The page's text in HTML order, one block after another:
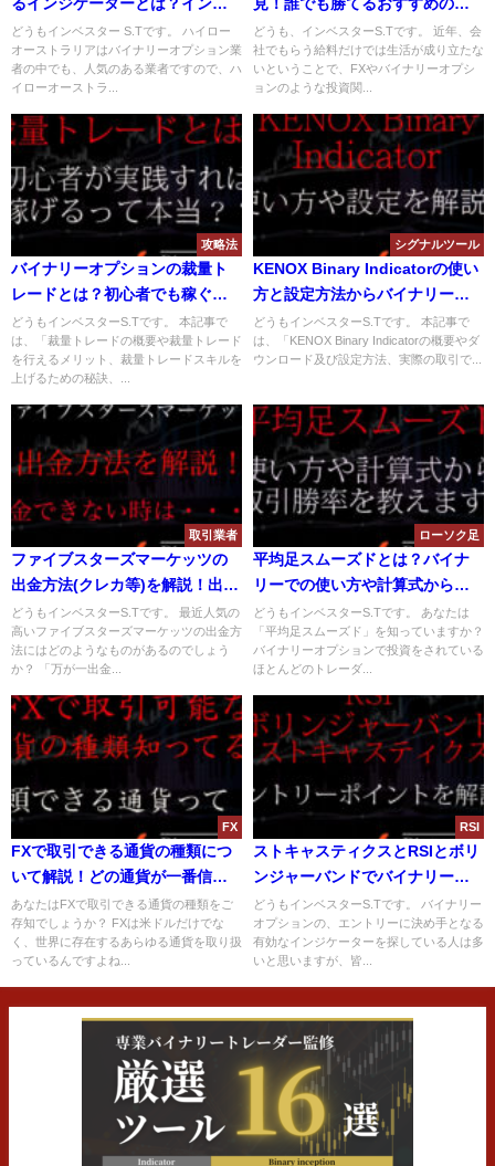
るインジケーターとは？インジ
ケーターを駆使して勝つことは
できるのか？
どうもインベスター S.Tです。 ハイロー
オーストラリアはバイナリーオプション業
者の中でも、人気のある業者ですので、ハ
イローオーストラ...
見！誰でも勝てるおすすめのバ
イナリーオプション業者を紹介
【2018年版】
どうも、インベスターS.Tです。 近年、会
社でもらう給料だけでは生活が成り立たな
いということで、FXやバイナリーオプシ
ョンのような投資関...
攻略法
バイナリーオプションの裁量ト
レードとは？初心者でも稼ぐこ
とができるトレード手法を解
説！
どうもインベスターS.Tです。 本記事で
は、「裁量トレードの概要や裁量トレード
を行えるメリット、裁量トレードスキルを
上げるための秘訣、...
シグナルツール
KENOX Binary Indicatorの使い
方と設定方法からバイナリー攻
略手法を解説！
どうもインベスターS.Tです。 本記事で
は、「KENOX Binary Indicatorの概要やダ
ウンロード及び設定方法、実際の取引で...
取引業者
ファイブスターズマーケッツの
出金方法(クレカ等)を解説！出金
できない時の原因と対処法と
は？
どうもインベスターS.Tです。 最近人気の
高いファイブスターズマーケッツの出金方
法にはどのようなものがあるのでしょう
か？ 「万が一出金...
ローソク足
平均足スムーズドとは？バイナ
リーでの使い方や計算式から取
引勝率について解説！
どうもインベスターS.Tです。 あなたは
「平均足スムーズド」を知っていますか？
バイナリーオプションで投資をされている
ほとんどのトレーダ...
FX
FXで取引できる通貨の種類につ
いて解説！どの通貨が一番信頼
できるのか？
あなたはFXで取引できる通貨の種類をご
存知でしょうか？ FXは米ドルだけでな
く、世界に存在するあらゆる通貨を取り扱
っているんですよね...
RSI
ストキャスティクスとRSIとボリ
ンジャーバンドでバイナリー取
引を攻略！エントリー方法につ
いて解説！
どうもインベスターS.Tです。 バイナリー
オプションの、エントリーに決め手となる
有効なインジケーターを探している人は多
いと思いますが、皆...